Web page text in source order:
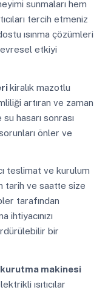
sunmaları hem
tercih etmeniz
ısınma çözümleri
etkiyi
kiralık mazotlu
artıran ve zaman
hasarı sonrası
önler ve
teslimat ve kurulum
tarih ve saatte size
tarafından
bir
kurutma makinesi
ısıtıcılar